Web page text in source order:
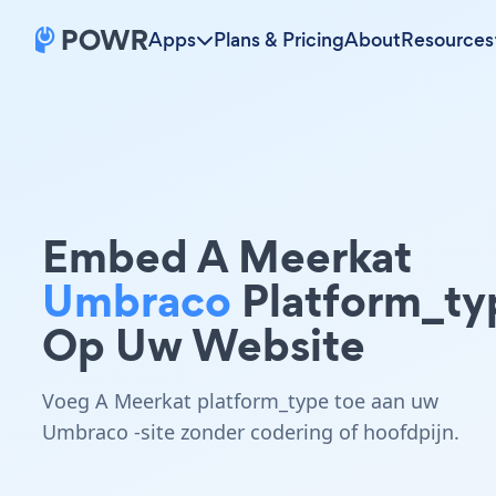
Apps Plans & PricingAboutResources
Embed A Meerkat
Umbraco
Op Uw Website
Voeg A Meerkat platform_type toe aan uw
Umbraco -site zonder codering of hoofdpijn.